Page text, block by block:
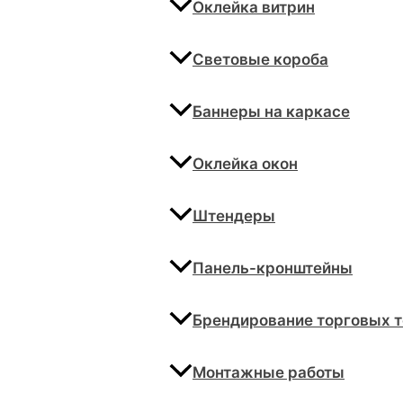
Оклейка витрин
Световые короба
Баннеры на каркасе
Оклейка окон
Штендеры
Панель-кронштейны
Брендирование торговых
Монтажные работы